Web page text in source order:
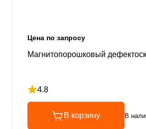
Цена по запросу
Магнитопорошковый
4.8
Рейтинг 4.8 из 5
В корзину В